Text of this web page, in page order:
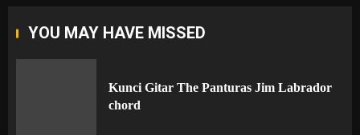
YOU MAY HAVE MISSED
Kunci Gitar The Panturas Jim Labrador
chord